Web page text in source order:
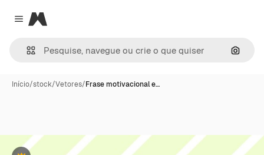
Close menu
Magnific
Início/stock/Vetores/Frase motivacional e…